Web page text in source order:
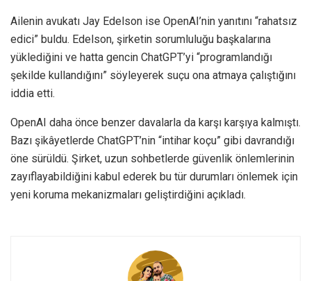
Ailenin avukatı Jay Edelson ise OpenAI’nin yanıtını “rahatsız
edici” buldu. Edelson, şirketin sorumluluğu başkalarına
yüklediğini ve hatta gencin ChatGPT’yi “programlandığı
şekilde kullandığını” söyleyerek suçu ona atmaya çalıştığını
iddia etti.
OpenAI daha önce benzer davalarla da karşı karşıya kalmıştı.
Bazı şikâyetlerde ChatGPT’nin “intihar koçu” gibi davrandığı
öne sürüldü. Şirket, uzun sohbetlerde güvenlik önlemlerinin
zayıflayabildiğini kabul ederek bu tür durumları önlemek için
yeni koruma mekanizmaları geliştirdiğini açıkladı.